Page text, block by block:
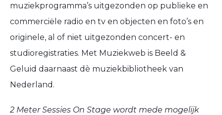
muziekprogramma’s uitgezonden op publieke en
commerciële radio en tv en objecten en foto’s en
originele, al of niet uitgezonden concert- en
studioregistraties. Met Muziekweb is Beeld &
Geluid daarnaast dè muziekbibliotheek van
Nederland.
2 Meter Sessies On Stage wordt mede mogelijk